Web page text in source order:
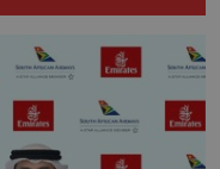
plnou
jsou tu i první
předčasně
Novorozenci,
zařízení, jsou